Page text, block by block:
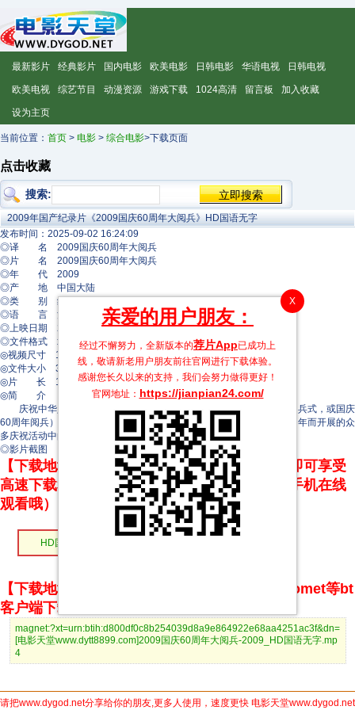
最新影片 经典影片 国内电影 欧美电影 日韩电影 华语电视 日韩电视
欧美电视 综艺节目 动漫资源 游戏下载 1024高清 留言板 加入收藏
设为主页
当前位置： 首页 > 电影 > 综合电影>下载页面
点击收藏
搜索:
X
亲爱的用户朋友：
经过不懈努力，全新版本的荐片App已成功上
线，敬请新老用户朋友前往官网进行下载体验。
感谢您长久以来的支持，我们会努力做得更好！
官网地址： https://jianpian24.com/
2009年国产纪录片《2009国庆60周年大阅兵》HD国语无字
发布时间：2025-09-02 16:24:09
◎译 名 2009国庆60周年大阅兵
◎片 名 2009国庆60周年大阅兵
◎年 代 2009
◎产 地 中国大陆
◎类 别 纪录片
◎语 言 汉语普通话
◎上映日期 2009
◎文件格式 x264 + ACC
◎视频尺寸 1920 x 1080
◎文件大小 3823 MB
◎片 长 162 Mins
◎简 介
庆祝中华人民共和国成立60周年阅兵式（简称：中国国庆60周年阅兵式，或国庆
60周年阅兵），是中华人民共和国政府为庆祝中华人民共和国成立60周年而开展的众
多庆祝活动中的一项重要活动。
◎影片截图
【下载地址】本站专属下载器：点击下方链接 即可享受
高速下载和在线播放 专治迅雷无法下载（支持手机在线
观看哦）
HD国语无字
【下载地址】magnet推荐使用utorrent、BitComet等bt
客户端下载
magnet:?xt=urn:btih:d800df0c8b254039d8a9e864922e68aa4251ac3f&dn=
[电影天堂www.dytt8899.com]2009国庆60周年大阅兵-2009_HD国语无字.mp
4
请把www.dygod.net分享给你的朋友,更多人使用，速度更快 电影天堂www.dygod.net